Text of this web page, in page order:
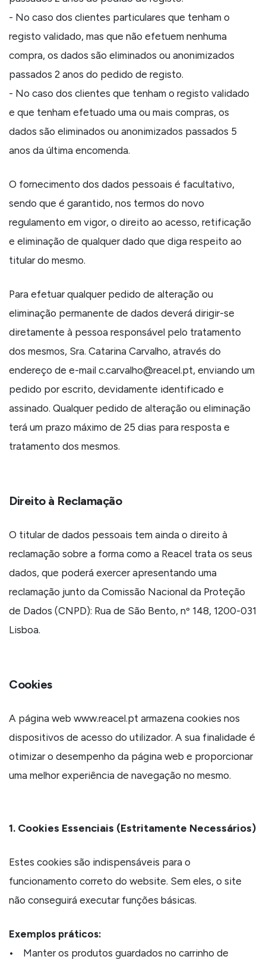
- No caso dos clientes particulares que tenham o
registo validado, mas que não efetuem nenhuma
compra, os dados são eliminados ou anonimizados
passados 2 anos do pedido de registo.
- No caso dos clientes que tenham o registo validado
e que tenham efetuado uma ou mais compras, os
dados são eliminados ou anonimizados passados 5
anos da última encomenda.
O fornecimento dos dados pessoais é facultativo,
sendo que é garantido, nos termos do novo
regulamento em vigor, o direito ao acesso, retificação
e eliminação de qualquer dado que diga respeito ao
titular do mesmo.
Para efetuar qualquer pedido de alteração ou
eliminação permanente de dados deverá dirigir-se
diretamente à pessoa responsável pelo tratamento
dos mesmos, Sra. Catarina Carvalho, através do
endereço de e-mail c.carvalho@reacel.pt, enviando um
pedido por escrito, devidamente identificado e
assinado. Qualquer pedido de alteração ou eliminação
terá um prazo máximo de 25 dias para resposta e
tratamento dos mesmos.
Direito à Reclamação
O titular de dados pessoais tem ainda o direito à
reclamação sobre a forma como a Reacel trata os seus
dados, que poderá exercer apresentando uma
reclamação junto da Comissão Nacional da Proteção
de Dados (CNPD): Rua de São Bento, nº 148, 1200-031
Lisboa.
Cookies
A página web www.reacel.pt armazena cookies nos
dispositivos de acesso do utilizador. A sua finalidade é
otimizar o desempenho da página web e proporcionar
uma melhor experiência de navegação no mesmo.
1. Cookies Essenciais (Estritamente Necessários)
Estes cookies são indispensáveis para o
funcionamento correto do website. Sem eles, o site
não conseguirá executar funções básicas.
Exemplos práticos:
• Manter os produtos guardados no carrinho de